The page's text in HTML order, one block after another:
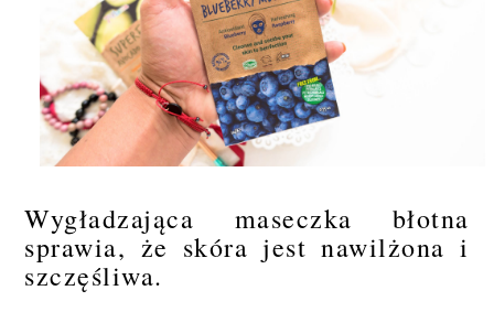
Wygładzająca maseczka błotna
sprawia, że skóra jest nawilżona i
szczęśliwa.